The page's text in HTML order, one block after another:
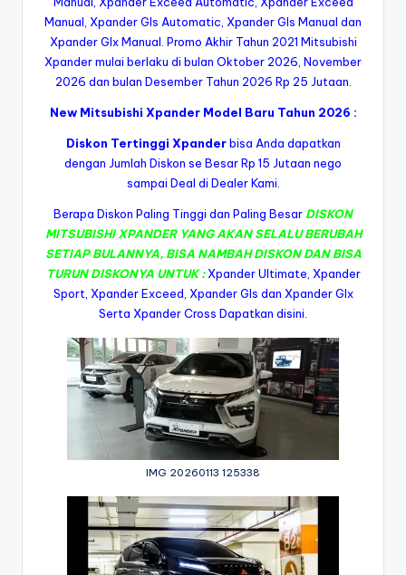
Manual, Xpander Gls Automatic, Xpander Gls Manual dan
Xpander Glx Manual. Promo Akhir Tahun 2021 Mitsubishi
Xpander mulai berlaku di bulan Oktober 2026, November
2026 dan bulan Desember Tahun 2026 Rp 25 Jutaan.
New Mitsubishi Xpander Model Baru Tahun 2026 :
Diskon Tertinggi Xpanderbisa Anda dapatkan
dengan Jumlah Diskon se Besar Rp 15 Jutaan nego
sampai Deal di Dealer Kami.
Berapa Diskon Paling Tinggi dan Paling Besar DISKON
MITSUBISHI XPANDER YANG AKAN SELALU BERUBAH
SETIAP BULANNYA, BISA NAMBAH DISKON DAN BISA
TURUN DISKONYA UNTUK :Xpander Ultimate, Xpander
Sport, Xpander Exceed, Xpander Gls dan Xpander Glx
Serta Xpander Cross Dapatkan disini.
IMG 20260113 125338